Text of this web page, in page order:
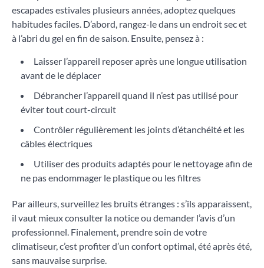
escapades estivales plusieurs années, adoptez quelques
habitudes faciles. D’abord, rangez-le dans un endroit sec et
à l’abri du gel en fin de saison. Ensuite, pensez à :
Laisser l’appareil reposer après une longue utilisation
avant de le déplacer
Débrancher l’appareil quand il n’est pas utilisé pour
éviter tout court-circuit
Contrôler régulièrement les joints d’étanchéité et les
câbles électriques
Utiliser des produits adaptés pour le nettoyage afin de
ne pas endommager le plastique ou les filtres
Par ailleurs, surveillez les bruits étranges : s’ils apparaissent,
il vaut mieux consulter la notice ou demander l’avis d’un
professionnel. Finalement, prendre soin de votre
climatiseur, c’est profiter d’un confort optimal, été après été,
sans mauvaise surprise.